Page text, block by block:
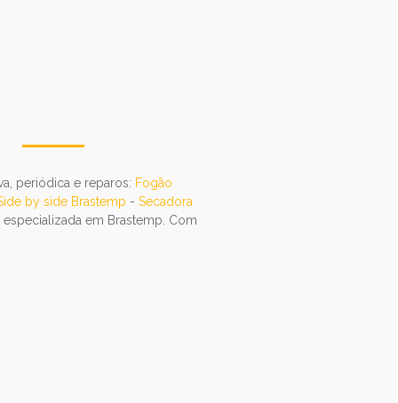
periódica e reparos: Fogão
by side Brastemp - Secadora
em Brastemp. Com